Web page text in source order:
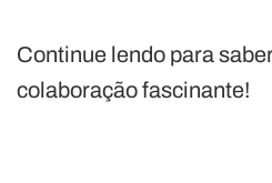
Continue lendo para
colaboração fascinante!